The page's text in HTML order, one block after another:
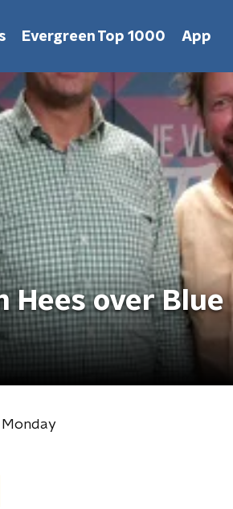
Evergreen Top 1000 App
Hees over Blue